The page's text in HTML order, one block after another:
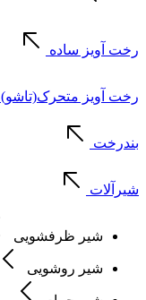
رخت آویز ساده
رخت آویز متحرک(تاشو)
بندرخت
شیرآلات
شیر ظرفشویی
شیر روشویی